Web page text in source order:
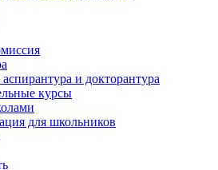
и докторантура
курсы
для школьников